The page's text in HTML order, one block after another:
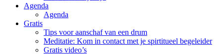
Agenda
Agenda
Gratis
Tips voor aanschaf van een drum
Meditatie: Kom in contact met je spirtitueel begeleider
Gratis video’s